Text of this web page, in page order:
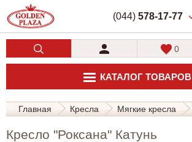
(044) 578-17-77
КАТАЛОГ ТОВАРОВ
0
Главная Кресла Мягкие кресла
Кресло "Роксана" Катунь